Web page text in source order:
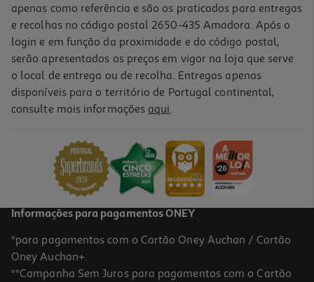
apenas como referência e são os praticados para entregas
e recolhas no código postal 2650-435 Amadora. Após o
login e em função da proximidade e do código postal,
serão apresentados os preços em vigor na loja que serve
o local de entrega ou de recolha. Entregas apenas
disponíveis para o território de Portugal continental,
consulte mais informações aqui.
Informações para pagamentos ONEY
*para pagamentos com o Cartão Oney Auchan / Cartão
Oney Auchan+.
**Campanha Sem Juros para pagamentos com o Cartão